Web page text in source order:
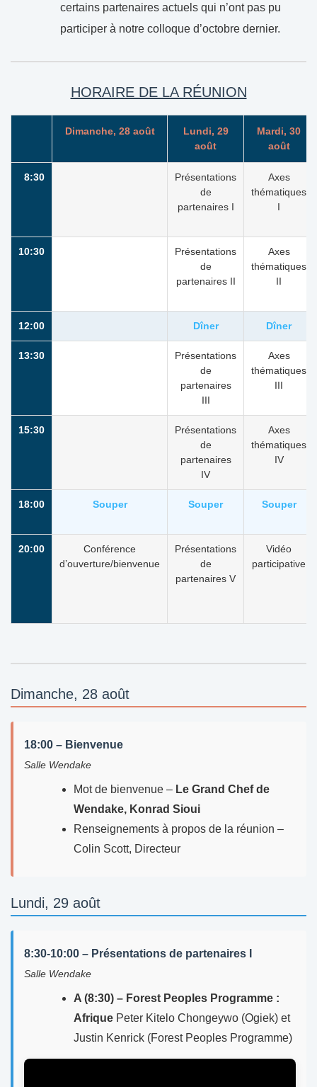
certains partenaires actuels qui n’ont pas pu
participer à notre colloque d’octobre dernier.
HORAIRE DE LA RÉUNION
Dimanche, 28 août
Lundi, 29
août
Mardi, 30
août
8:30
Présentations
de
partenaires I
Axes
thématiques
I
10:30
Présentations
de
partenaires II
Axes
thématiques
II
12:00 Dîner Dîner
13:30
Présentations
de
partenaires
III
Axes
thématiques
III
15:30
Présentations
de
partenaires
IV
Axes
thématiques
IV
18:00 Souper Souper Souper
20:00
Conférence
d’ouverture/bienvenue
Présentations
de
partenaires V
Vidéo
participative
Dimanche, 28 août
18:00 – Bienvenue
Salle Wendake
Mot de bienvenue – Le Grand Chef de
Wendake, Konrad Sioui
Renseignements à propos de la réunion –
Colin Scott, Directeur
Lundi, 29 août
8:30-10:00 – Présentations de partenaires I
Salle Wendake
A (8:30) – Forest Peoples Programme :
Afrique Peter Kitelo Chongeywo (Ogiek) et
Justin Kenrick (Forest Peoples Programme)